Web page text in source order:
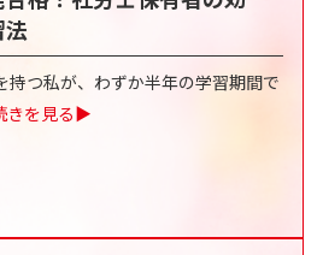
持つ私が、わずか半年の学習期間で
きを見る▶